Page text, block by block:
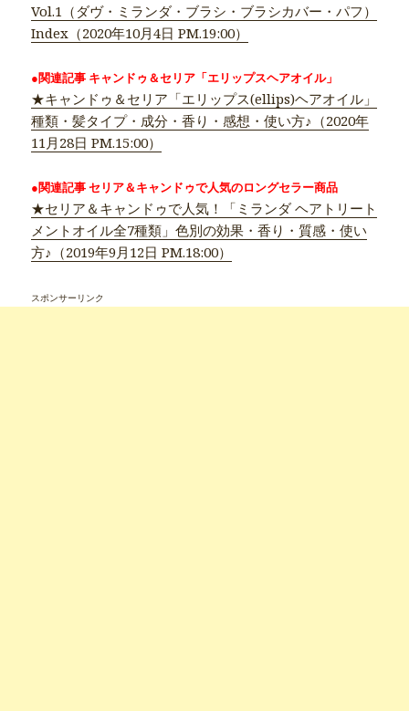
Vol.1（ダヴ・ミランダ・ブラシ・ブラシカバー・パフ）
Index（2020年10月4日 PM.19:00）
●関連記事 キャンドゥ＆セリア「エリップスヘアオイル」
★キャンドゥ＆セリア「エリップス(ellips)ヘアオイル」
種類・髪タイプ・成分・香り・感想・使い方♪（2020年
11月28日 PM.15:00）
●関連記事 セリア＆キャンドゥで人気のロングセラー商品
★セリア＆キャンドゥで人気！「ミランダ ヘアトリート
メントオイル全7種類」色別の効果・香り・質感・使い
方♪（2019年9月12日 PM.18:00）
スポンサーリンク